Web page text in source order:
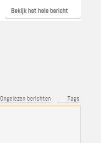
Bekijk het hele bericht
Ongelezen berichten Tags